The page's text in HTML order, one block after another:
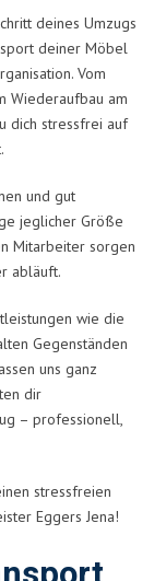
deines Umzugs
deiner Möbel
Vom
Wiederaufbau am
dich stressfrei auf
und gut
jeglicher Größe
Mitarbeiter sorgen
abläuft.
wie die
Gegenständen
uns ganz
dir
– professionell,
stressfreien
Eggers Jena!